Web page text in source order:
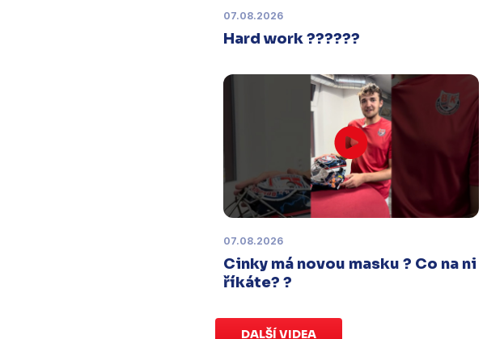
Úterý 27. ledna |Utkání 32. kola v
, které se mělo původně
odehrát 31. ledna, bylo z důvodu
marodky Králů
odloženo. Kluby se
domluvily na náhradním termínu,
Bruslaři se s Pískem utkají venku
pondělí 16. února od 18:00 .
Charitativní aukce
Sobota 3. ledna | Vydražte si na
na pomoc předčasně narozeným
07.08.2026
Hard work ??????
07.08.2026
Cinky má novou masku ? Co na ni
říkáte? ?
DALŠÍ VIDEA